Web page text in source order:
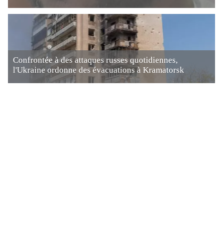
Confrontée à des attaques russes quotidiennes,
l'Ukraine ordonne des évacuations à Kramatorsk